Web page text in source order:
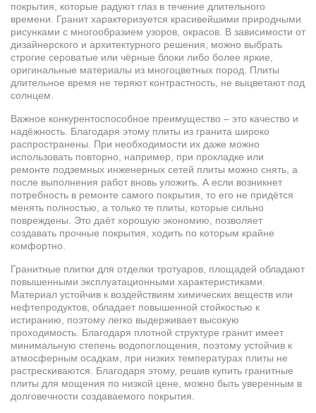
покрытия, которые радуют глаз в течение длительного
времени. Гранит характеризуется красивейшими природными
рисунками с многообразием узоров, окрасов. В зависимости от
дизайнерского и архитектурного решения, можно выбрать
строгие сероватые или чёрные блоки либо более яркие,
оригинальные материалы из многоцветных пород. Плиты
длительное время не теряют контрастность, не выцветают под
солнцем.
Важное конкурентоспособное преимущество – это качество и
надёжность. Благодаря этому плиты из гранита широко
распространены. При необходимости их даже можно
использовать повторно, например, при прокладке или
ремонте подземных инженерных сетей плиты можно снять, а
после выполнения работ вновь уложить. А если возникнет
потребность в ремонте самого покрытия, то его не придётся
менять полностью, а только те плиты, которые сильно
повреждены. Это даёт хорошую экономию, позволяет
создавать прочные покрытия, ходить по которым крайне
комфортно.
Гранитные плитки для отделки тротуаров, площадей обладают
повышенными эксплуатационными характеристиками.
Материал устойчив к воздействиям химических веществ или
нефтепродуктов, обладает повышенной стойкостью к
истиранию, поэтому легко выдерживает высокую
проходимость. Благодаря плотной структуре гранит имеет
минимальную степень водопоглощения, поэтому устойчив к
атмосферным осадкам, при низких температурах плиты не
растрескиваются. Благодаря этому, решив купить гранитные
плиты для мощения по низкой цене, можно быть уверенным в
долговечности создаваемого покрытия.